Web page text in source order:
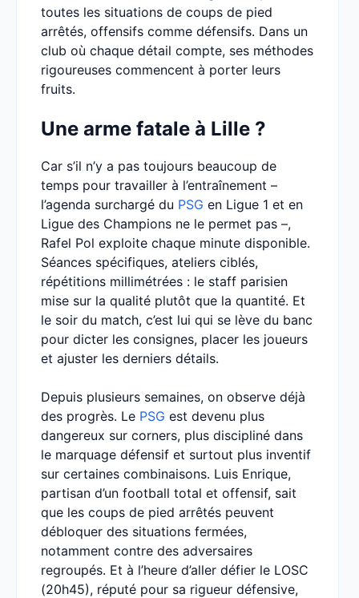
toutes les situations de coups de pied
arrêtés, offensifs comme défensifs. Dans un
club où chaque détail compte, ses méthodes
rigoureuses commencent à porter leurs
fruits.
Une arme fatale à Lille ?
Car s’il n’y a pas toujours beaucoup de
temps pour travailler à l’entraînement –
l’agenda surchargé du PSG en Ligue 1 et en
Ligue des Champions ne le permet pas –,
Rafel Pol exploite chaque minute disponible.
Séances spécifiques, ateliers ciblés,
répétitions millimétrées : le staff parisien
mise sur la qualité plutôt que la quantité. Et
le soir du match, c’est lui qui se lève du banc
pour dicter les consignes, placer les joueurs
et ajuster les derniers détails.
Depuis plusieurs semaines, on observe déjà
des progrès. Le PSG est devenu plus
dangereux sur corners, plus discipliné dans
le marquage défensif et surtout plus inventif
sur certaines combinaisons. Luis Enrique,
partisan d’un football total et offensif, sait
que les coups de pied arrêtés peuvent
débloquer des situations fermées,
notamment contre des adversaires
regroupés. Et à l’heure d’aller défier le LOSC
(20h45), réputé pour sa rigueur défensive,